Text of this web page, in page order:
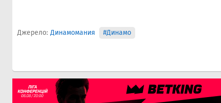
Джерело: Динамомания #Динамо